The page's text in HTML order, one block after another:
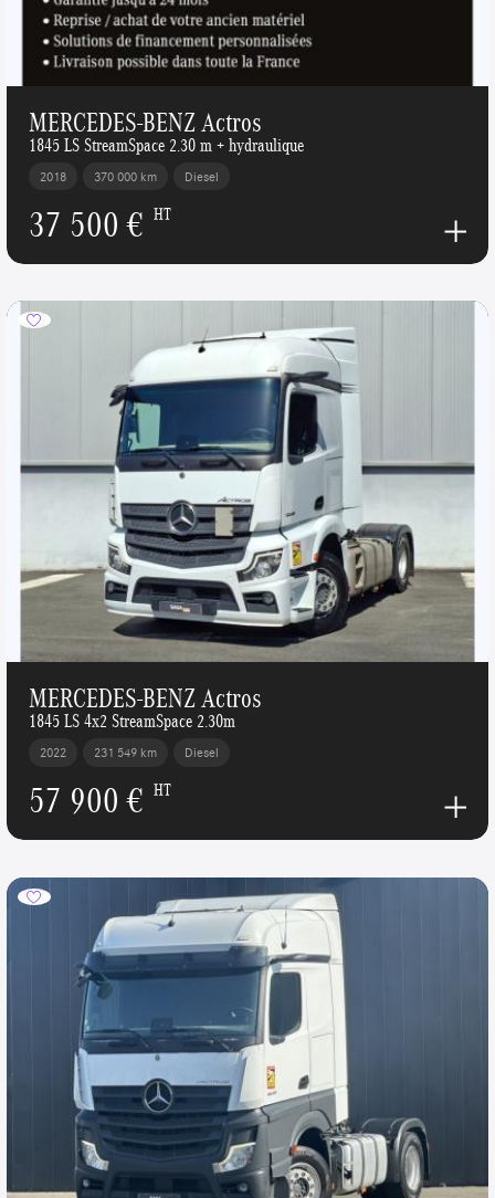
MERCEDES-BENZ Actros
1845 LS StreamSpace 2.30 m + hydraulique
2018 370 000 km Diesel
37 500 € HT
MERCEDES-BENZ Actros
1845 LS 4x2 StreamSpace 2.30m
2022 231 549 km Diesel
57 900 € HT